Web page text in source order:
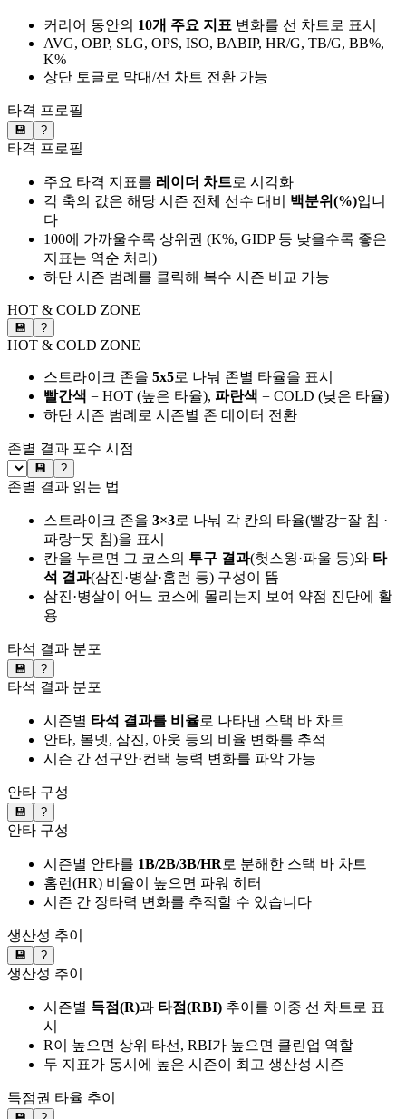
커리어 동안의 10개 주요 지표 변화를 선 차트로 표시
AVG, OBP, SLG, OPS, ISO, BABIP, HR/G, TB/G, BB%,
K%
상단 토글로 막대/선 차트 전환 가능
타격 프로필
💾 ?
타격 프로필
주요 타격 지표를 레이더 차트로 시각화
각 축의 값은 해당 시즌 전체 선수 대비 백분위(%)입니
다
100에 가까울수록 상위권 (K%, GIDP 등 낮을수록 좋은
지표는 역순 처리)
하단 시즌 범례를 클릭해 복수 시즌 비교 가능
HOT & COLD ZONE
💾 ?
HOT & COLD ZONE
스트라이크 존을 5x5로 나눠 존별 타율을 표시
빨간색 = HOT (높은 타율), 파란색 = COLD (낮은 타율)
하단 시즌 범례로 시즌별 존 데이터 전환
존별 결과 포수 시점
💾 ?
존별 결과 읽는 법
스트라이크 존을 3×3로 나눠 각 칸의 타율(빨강=잘 침 ·
파랑=못 침)을 표시
칸을 누르면 그 코스의 투구 결과(헛스윙·파울 등)와 타
석 결과(삼진·병살·홈런 등) 구성이 뜸
삼진·병살이 어느 코스에 몰리는지 보여 약점 진단에 활
용
타석 결과 분포
💾 ?
타석 결과 분포
시즌별 타석 결과를 비율로 나타낸 스택 바 차트
안타, 볼넷, 삼진, 아웃 등의 비율 변화를 추적
시즌 간 선구안·컨택 능력 변화를 파악 가능
안타 구성
💾 ?
안타 구성
시즌별 안타를 1B/2B/3B/HR로 분해한 스택 바 차트
홈런(HR) 비율이 높으면 파워 히터
시즌 간 장타력 변화를 추적할 수 있습니다
생산성 추이
💾 ?
생산성 추이
시즌별 득점(R)과 타점(RBI) 추이를 이중 선 차트로 표
시
R이 높으면 상위 타선, RBI가 높으면 클린업 역할
두 지표가 동시에 높은 시즌이 최고 생산성 시즌
득점권 타율 추이